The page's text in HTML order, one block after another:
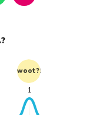
woot?!
1